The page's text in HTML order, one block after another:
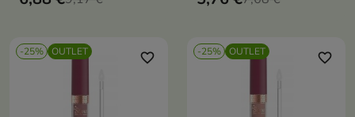
-25% OUTLET favorite_border -25% OUTLET favorite_border